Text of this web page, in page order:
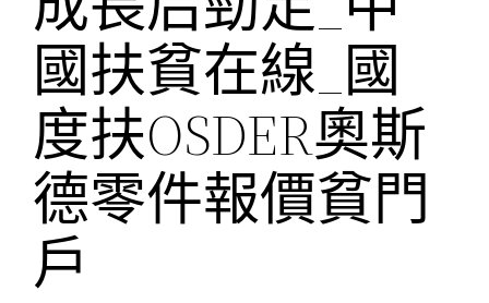
國扶貧在線_國
度扶OSDER奧斯
德零件報價貧門
戶